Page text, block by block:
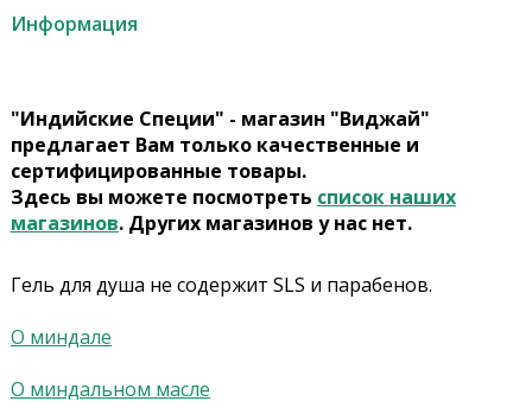
Информация
"Индийские Специи" - магазин "Виджай"
предлагает Вам только качественные и
сертифицированные товары.
Здесь вы можете посмотреть список наших
магазинов. Других магазинов у нас нет.
Гель для душа не содержит SLS и парабенов.
О миндале
О миндальном масле